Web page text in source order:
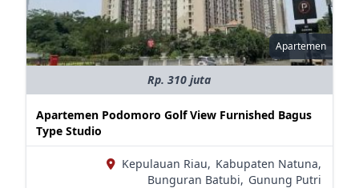
Apartemen
Rp. 310 juta
Apartemen Podomoro Golf View Furnished Bagus
Type Studio
Kepulauan Riau, Kabupaten Natuna,
Bunguran Batubi, Gunung Putri